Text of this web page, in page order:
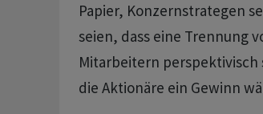
‌Papier, Konzernstrategen
seien, dass ‌eine Trennung
Mitarbeitern perspektivisch
die Aktionäre ein Gewinn